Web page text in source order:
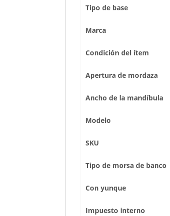
Tipo de base
Marca
Condición del ítem
Apertura de mordaza
Ancho de la mandíbula
Modelo
SKU
Tipo de morsa de banco
Con yunque
Impuesto interno